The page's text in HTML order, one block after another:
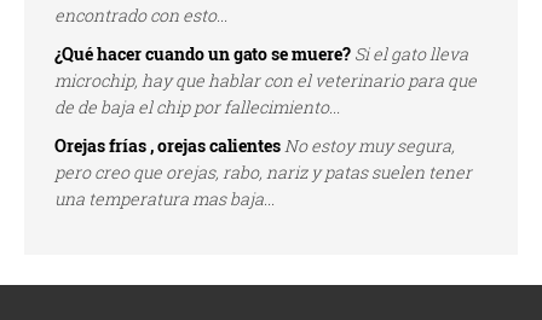
encontrado con esto...
¿Qué hacer cuando un gato se muere? Si el gato lleva
microchip, hay que hablar con el veterinario para que
de de baja el chip por fallecimiento...
Orejas frías , orejas calientesNo estoy muy segura,
pero creo que orejas, rabo, nariz y patas suelen tener
una temperatura mas baja...